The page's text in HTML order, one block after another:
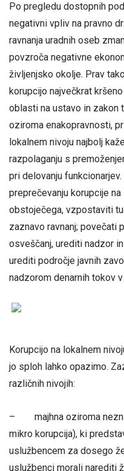
Po pregledu dostopnih
negativni vpliv na pravno
ravnanja uradnih oseb
povzroča negativne
življenjsko okolje. Prav
korupcijo največkrat
oblasti na ustavo in zakon
oziroma enakopravnosti,
lokalnem nivoju najbolj
razpolaganju s
pri delovanju
preprečevanju korupcije
obstoječega, vzpostaviti
zaznavo ravnanj; povečati
osveščanj, urediti nadzor
urediti področje javnih
nadzorom denarnih tokov
Korupcijo na lokalnem
jo sploh lahko opazimo.
različnih nivojih:
– majhna oziroma
mikro korupcija), ki
uslužbencem za dosego
uslužbenci morali narediti